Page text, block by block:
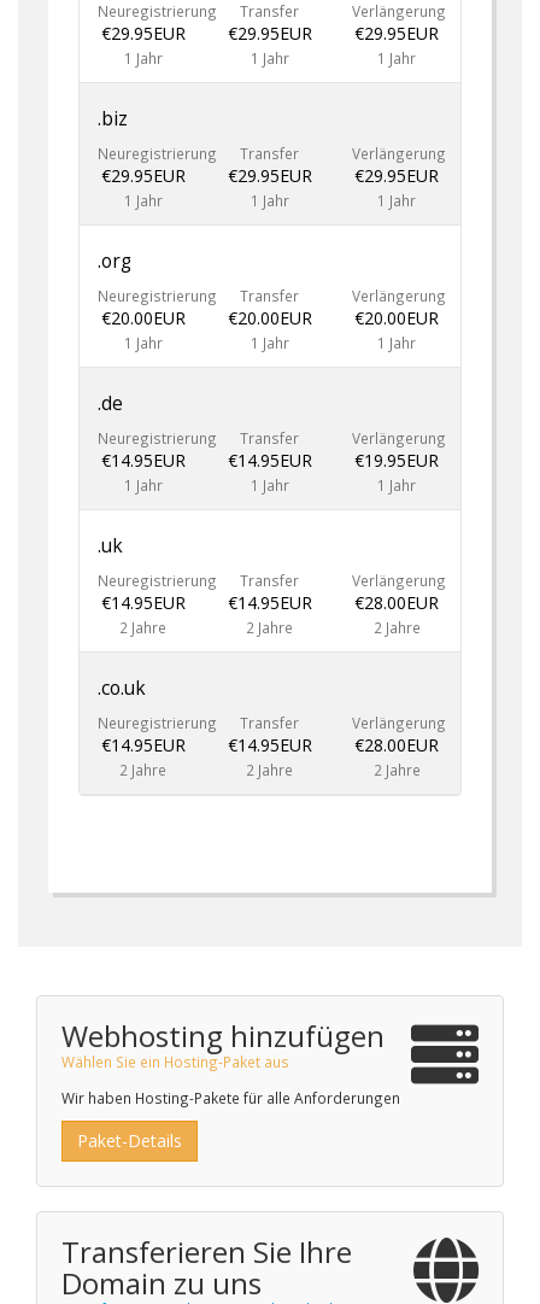
Neuregistrierung
€29.95EUR
1 Jahr
Transfer
€29.95EUR
1 Jahr
Verlängerung
€29.95EUR
1 Jahr
.biz
Neuregistrierung
€29.95EUR
1 Jahr
Transfer
€29.95EUR
1 Jahr
Verlängerung
€29.95EUR
1 Jahr
.org
Neuregistrierung
€20.00EUR
1 Jahr
Transfer
€20.00EUR
1 Jahr
Verlängerung
€20.00EUR
1 Jahr
.de
Neuregistrierung
€14.95EUR
1 Jahr
Transfer
€14.95EUR
1 Jahr
Verlängerung
€19.95EUR
1 Jahr
.uk
Neuregistrierung
€14.95EUR
2 Jahre
Transfer
€14.95EUR
2 Jahre
Verlängerung
€28.00EUR
2 Jahre
.co.uk
Neuregistrierung
€14.95EUR
2 Jahre
Transfer
€14.95EUR
2 Jahre
Verlängerung
€28.00EUR
2 Jahre
Webhosting hinzufügen
Wählen Sie ein Hosting-Paket aus
Wir haben Hosting-Pakete für alle Anforderungen
Paket-Details
Transferieren Sie Ihre
Domain zu uns